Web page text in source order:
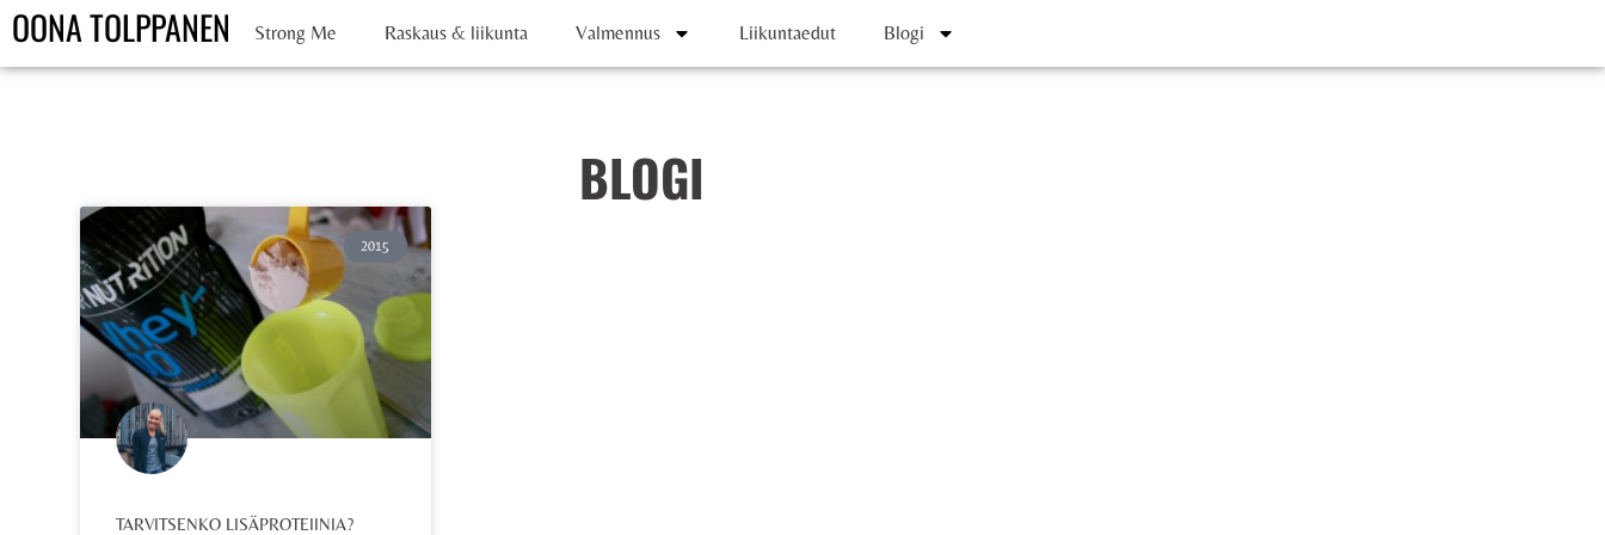
OONA TOLPPANEN Strong Me Raskaus & liikunta Valmennus Liikuntaedut Blogi
BLOGI
2015
TARVITSENKO LISÄPROTEIINIA?